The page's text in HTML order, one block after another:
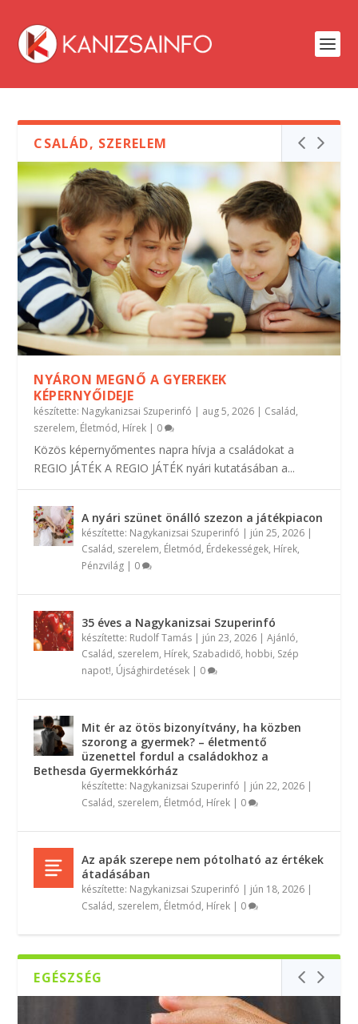
CSALÁD, SZERELEM
NYÁRON MEGNŐ A GYEREKEK
KÉPERNYŐIDEJE
készítette: Nagykanizsai Szuperinfó | aug 5, 2026 | Család,
szerelem, Életmód, Hírek | 0
Közös képernyőmentes napra hívja a családokat a
REGIO JÁTÉK A REGIO JÁTÉK nyári kutatásában a...
A nyári szünet önálló szezon a játékpiacon
készítette: Nagykanizsai Szuperinfó | jún 25, 2026 |
Család, szerelem, Életmód, Érdekességek, Hírek,
Pénzvilág | 0
35 éves a Nagykanizsai Szuperinfó
készítette: Rudolf Tamás | jún 23, 2026 |Ajánló,
Család, szerelem, Hírek, Szabadidő, hobbi, Szép
napot!, Újsághirdetések | 0
Mit ér az ötös bizonyítvány, ha közben
szorong a gyermek? – életmentő
üzenettel fordul a családokhoz a
Bethesda Gyermekkórház
készítette: Nagykanizsai Szuperinfó | jún 22, 2026 |
Család, szerelem, Életmód, Hírek | 0
Az apák szerepe nem pótolható az értékek
átadásában
készítette: Nagykanizsai Szuperinfó | jún 18, 2026 |
Család, szerelem, Életmód, Hírek | 0
EGÉSZSÉG